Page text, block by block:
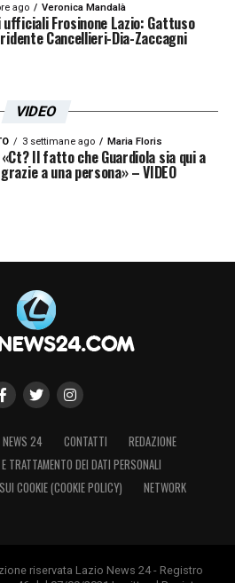
ago Veronica Mandalà
ufficiali Frosinone Lazio: Gattuso
Cancellieri-Dia-Zaccagni
VIDEO
3 settimane ago Maria Floris
Il fatto che Guardiola sia qui a
a una persona» – VIDEO
NEWS 24 CONTATTI
REDAZIONE
TRATTAMENTO DEI DATI PERSONALI
COOKIE (COOKIE POLICY)
NETWORK
riservata Lazio News 24 - Registro